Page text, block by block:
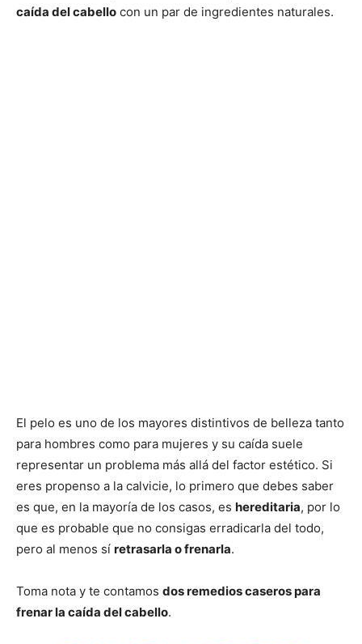
caída del cabello con un par de ingredientes naturales.
El pelo es uno de los mayores distintivos de belleza tanto
para hombres como para mujeres y su caída suele
representar un problema más allá del factor estético. Si
eres propenso a la calvicie, lo primero que debes saber
es que, en la mayoría de los casos, es hereditaria, por lo
que es probable que no consigas erradicarla del todo,
pero al menos sí retrasarla o frenarla.
Toma nota y te contamos dos remedios caseros para
frenar la caída del cabello.